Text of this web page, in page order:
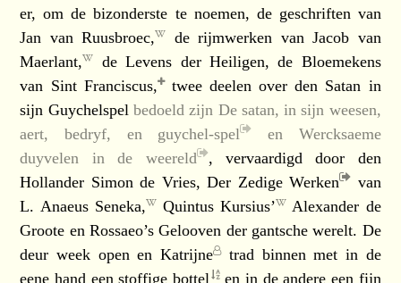
er, om de bizonderste te noemen, de geschriften van
Jan van Ruusbroec,
de rijmwerken vanJacob van
Maerlant,
de Levens der Heiligen, de Bloemekens
van Sint Franciscus, twee deelen over den Satan in
sijn Guychelspel bedoeld zijn De satan, in sijn weesen,
aert, bedryf, en guychel-spel
en Wercksaeme
duyvelen in de weereld
, vervaardigd door den
Hollander Simon de Vries,Der Zedige Werken
van
L. Anaeus Seneka,
Quintus Kursius’
Alexander de
Groote en Rossaeo’s Gelooven der gantsche werelt. De
deur week open enKatrijne trad binnen met in de
eene hand een stoffige bottel en in de andere een fijn